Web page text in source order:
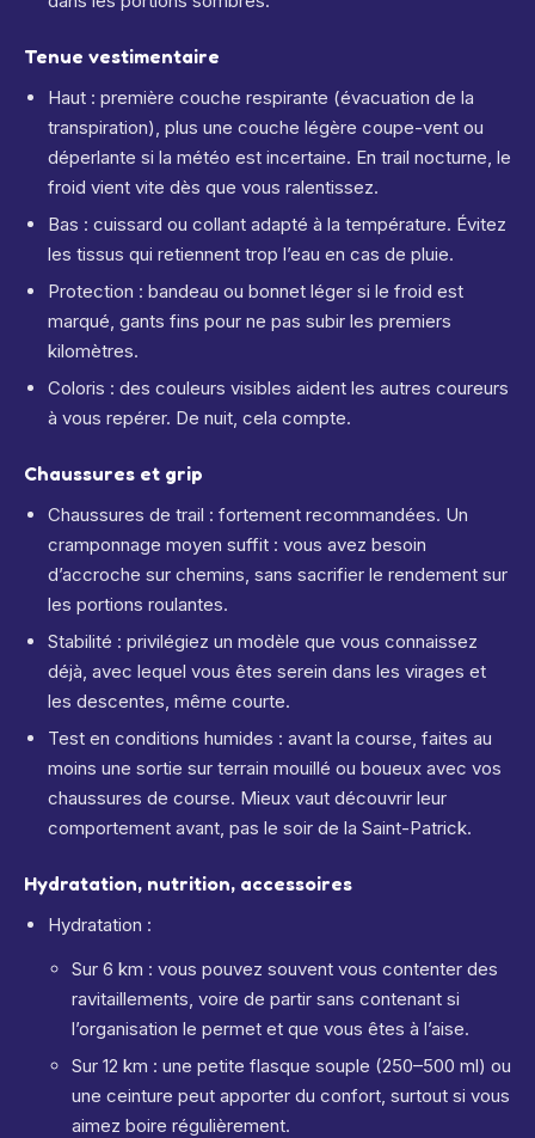
Tenue vestimentaire
Haut : première couche respirante (évacuation de la
transpiration), plus une couche légère coupe-vent ou
déperlante si la météo est incertaine. En trail nocturne, le
froid vient vite dès que vous ralentissez.
Bas : cuissard ou collant adapté à la température. Évitez
les tissus qui retiennent trop l’eau en cas de pluie.
Protection : bandeau ou bonnet léger si le froid est
marqué, gants fins pour ne pas subir les premiers
kilomètres.
Coloris : des couleurs visibles aident les autres coureurs
à vous repérer. De nuit, cela compte.
Chaussures et grip
Chaussures de trail : fortement recommandées. Un
cramponnage moyen suffit : vous avez besoin
d’accroche sur chemins, sans sacrifier le rendement sur
les portions roulantes.
Stabilité : privilégiez un modèle que vous connaissez
déjà, avec lequel vous êtes serein dans les virages et
les descentes, même courte.
Test en conditions humides : avant la course, faites au
moins une sortie sur terrain mouillé ou boueux avec vos
chaussures de course. Mieux vaut découvrir leur
comportement avant, pas le soir de la Saint-Patrick.
Hydratation, nutrition, accessoires
Hydratation :
Sur 6 km : vous pouvez souvent vous contenter des
ravitaillements, voire de partir sans contenant si
l’organisation le permet et que vous êtes à l’aise.
Sur 12 km : une petite flasque souple (250–500 ml) ou
une ceinture peut apporter du confort, surtout si vous
aimez boire régulièrement.